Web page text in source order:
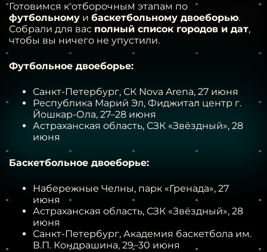
Готовимся к отборочным этапам по
футбольному и баскетбольному двоеборью.
Собрали для вас полный список городов и дат,
чтобы вы ничего не упустили.
Футбольное двоеборье:
Санкт-Петербург, СК Nova Arena, 27 июня
Республика Марий Эл, Фиджитал центр г.
Йошкар-Ола, 27–28 июня
Астраханская область, СЗК «Звёздный», 28
июня
Баскетбольное двоеборье:
Набережные Челны, парк «Гренада», 27
июня
Астраханская область, СЗК «Звёздный», 28
июня
Санкт-Петербург, Академия баскетбола им.
В.П. Кондрашина, 29–30 июня